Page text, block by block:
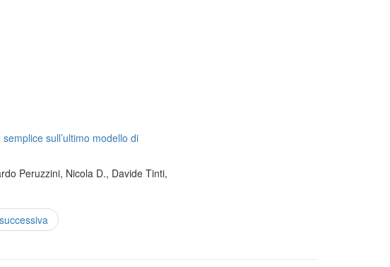
sull’ultimo modello di
Peruzzini, Nicola D., Davide Tinti,